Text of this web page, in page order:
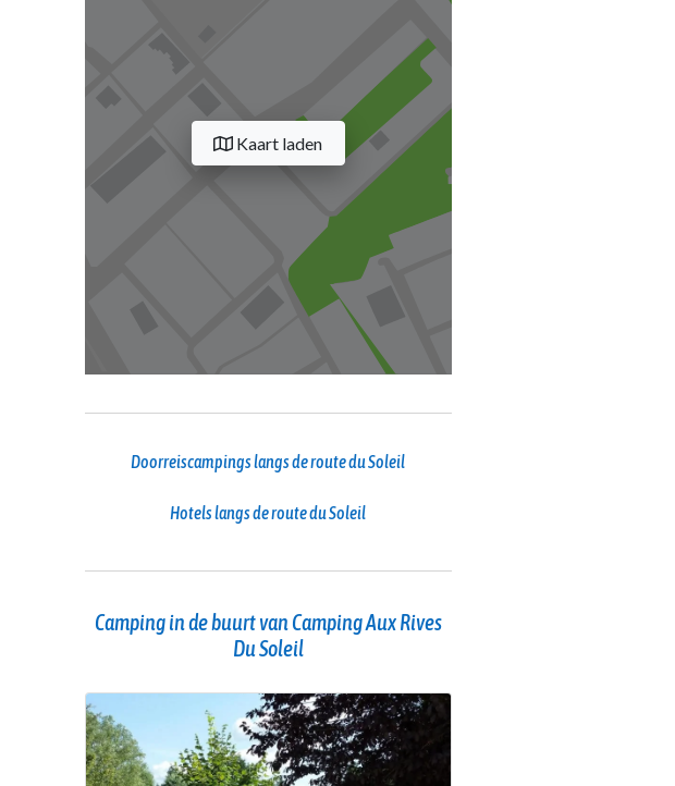
Kaart laden
Doorreiscampings langs de route du Soleil
Hotels langs de route du Soleil
Camping in de buurt van Camping Aux Rives
Du Soleil